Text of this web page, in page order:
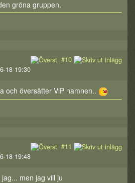
gröna gruppen.
#10
18 19:30
och översätter ViP namnen..
#11
18 19:48
men jag vill ju